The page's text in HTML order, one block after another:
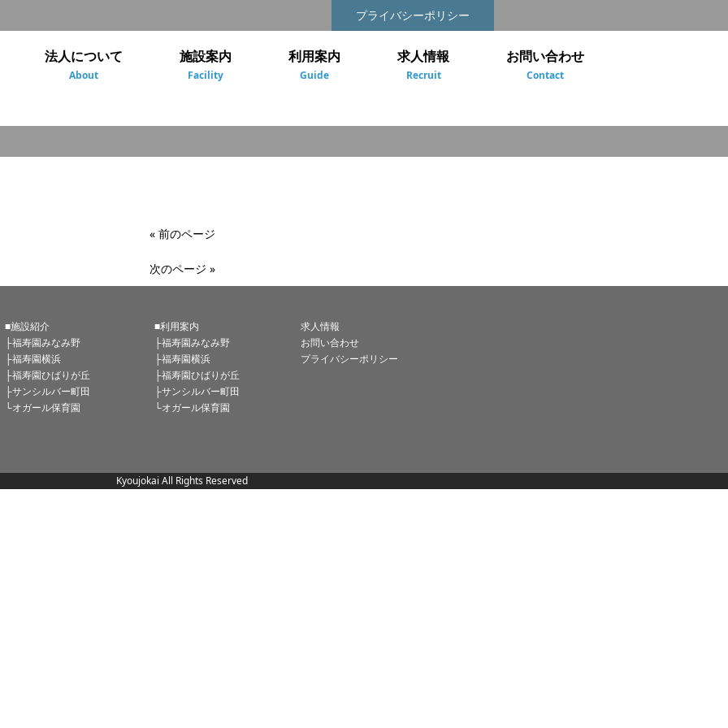
プライバシーポリシー
法人について
About
施設案内
Facility
利用案内
Guide
求人情報
Recruit
お問い合わせ
Contact
« 前のページ
次のページ »
■施設紹介
├福寿園みなみ野
├福寿園横浜
├福寿園ひばりが丘
├サンシルバー町田
└オガール保育園
■利用案内
├福寿園みなみ野
├福寿園横浜
├福寿園ひばりが丘
├サンシルバー町田
└オガール保育園
求人情報
お問い合わせ
プライバシーポリシー
Kyoujokai All Rights Reserved